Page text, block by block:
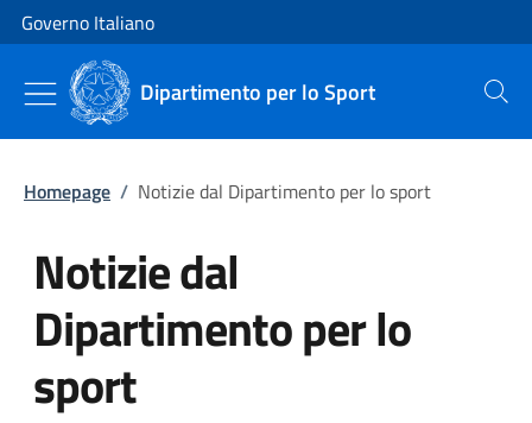
Vai al contenuto
Vai alla navigazione del sito
Governo Italiano
Dipartimento per lo Sport Cerca
Homepage / Notizie dal Dipartimento per lo sport
Notizie dal
Dipartimento per lo
sport